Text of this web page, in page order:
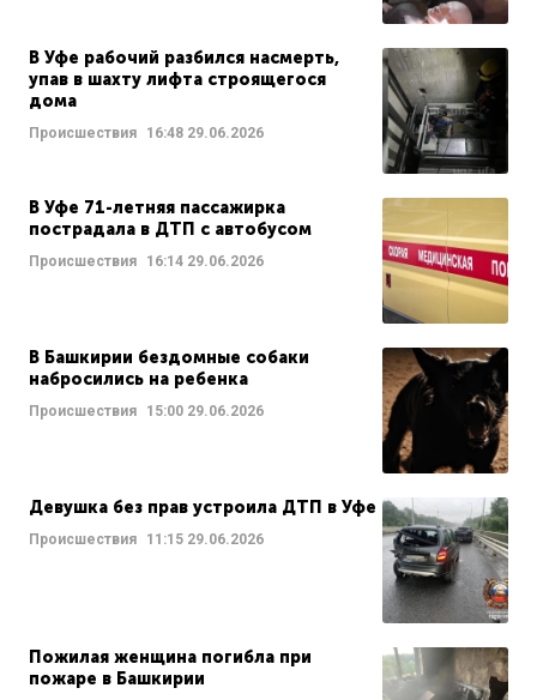
В Уфе рабочий разбился насмерть,
упав в шахту лифта строящегося
дома
Происшествия 16:48 29.06.2026
В Уфе 71-летняя пассажирка
пострадала в ДТП с автобусом
Происшествия 16:14 29.06.2026
В Башкирии бездомные собаки
набросились на ребенка
Происшествия 15:00 29.06.2026
Девушка без прав устроила ДТП в Уфе
Происшествия 11:15 29.06.2026
Пожилая женщина погибла при
пожаре в Башкирии